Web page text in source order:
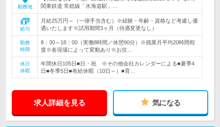
勤務地
関東鉄道 常総線「水海道駅」…
給与
月給25万円～（一律手当含む）※経験・年齢・資格など考慮し優
遇いたします※試用期間3ヶ月（待遇変更なし）
勤務
時間
8：30～18：00（実働8時間／休憩90分）※残業月平均20時間程
度※各現場によって変動あり※お住…
休日
休暇
年間休日105日■日・祝 ※その他会社カレンダーによる■夏季4
日■冬季5日■有給休暇（10日～）■育…
求人詳細を見る 気になる